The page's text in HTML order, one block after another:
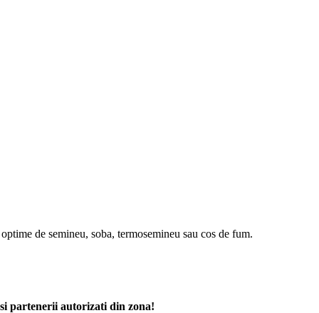
de semineu, soba, termosemineu sau cos de fum.
partenerii autorizati din zona!